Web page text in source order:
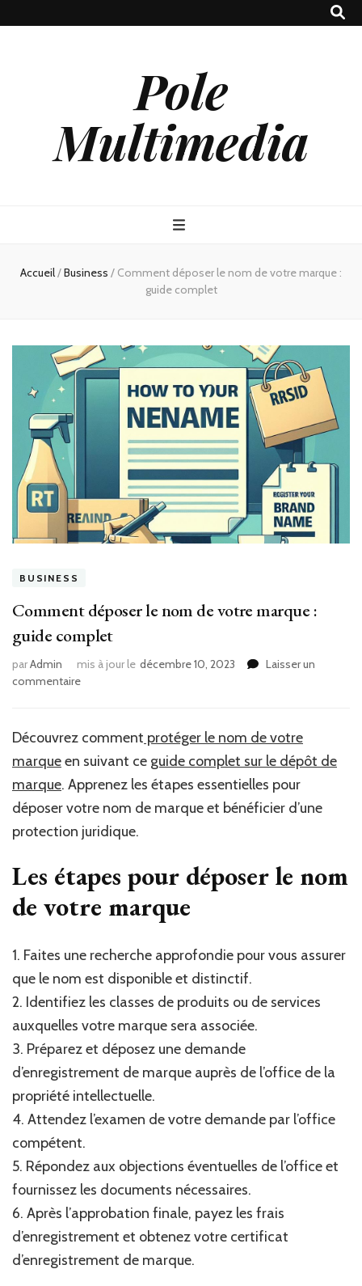
Pole
Multimedia
Accueil/Business / Comment déposer le nom de votre marque :
guide complet
BUSINESS
Comment déposer le nom de votre marque :
guide complet
parAdmin mis à jour le décembre 10, 2023
Laisser un
commentairesur
de
votre
:
guide
Découvrez comment protéger le nom de votre
marqueen suivant ce guide complet sur le dépôt de
marque. Apprenez les étapes essentielles pour
déposer votre nom de marque et bénéficier d’une
protection juridique.
Les étapes pour déposer le nom
de votre marque
1. Faites une recherche approfondie pour vous assurer
que le nom est disponible et distinctif.
2. Identifiez les classes de produits ou de services
auxquelles votre marque sera associée.
3. Préparez et déposez une demande
d’enregistrement de marque auprès de l’office de la
propriété intellectuelle.
4. Attendez l’examen de votre demande par l’office
compétent.
5. Répondez aux objections éventuelles de l’office et
fournissez les documents nécessaires.
6. Après l’approbation finale, payez les frais
d’enregistrement et obtenez votre certificat
d’enregistrement de marque.